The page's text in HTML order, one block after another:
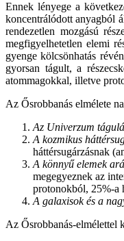
Ennek lényege a
koncentrálódott anyagból
rendezetlen mozgású
megfigyelhetetlen elemi
gyenge kölcsönhatás
gyorsan tágult, a
atommagokkal, illetve
Az Ősrobbanás elmélete
Az Univerzum
A kozmikus
háttérsugárzásnak
A könnyű elemek
megegyeznek az
protonokból, 25%-a
A galaxisok és a
Az Ősrobbanás-elmélettel